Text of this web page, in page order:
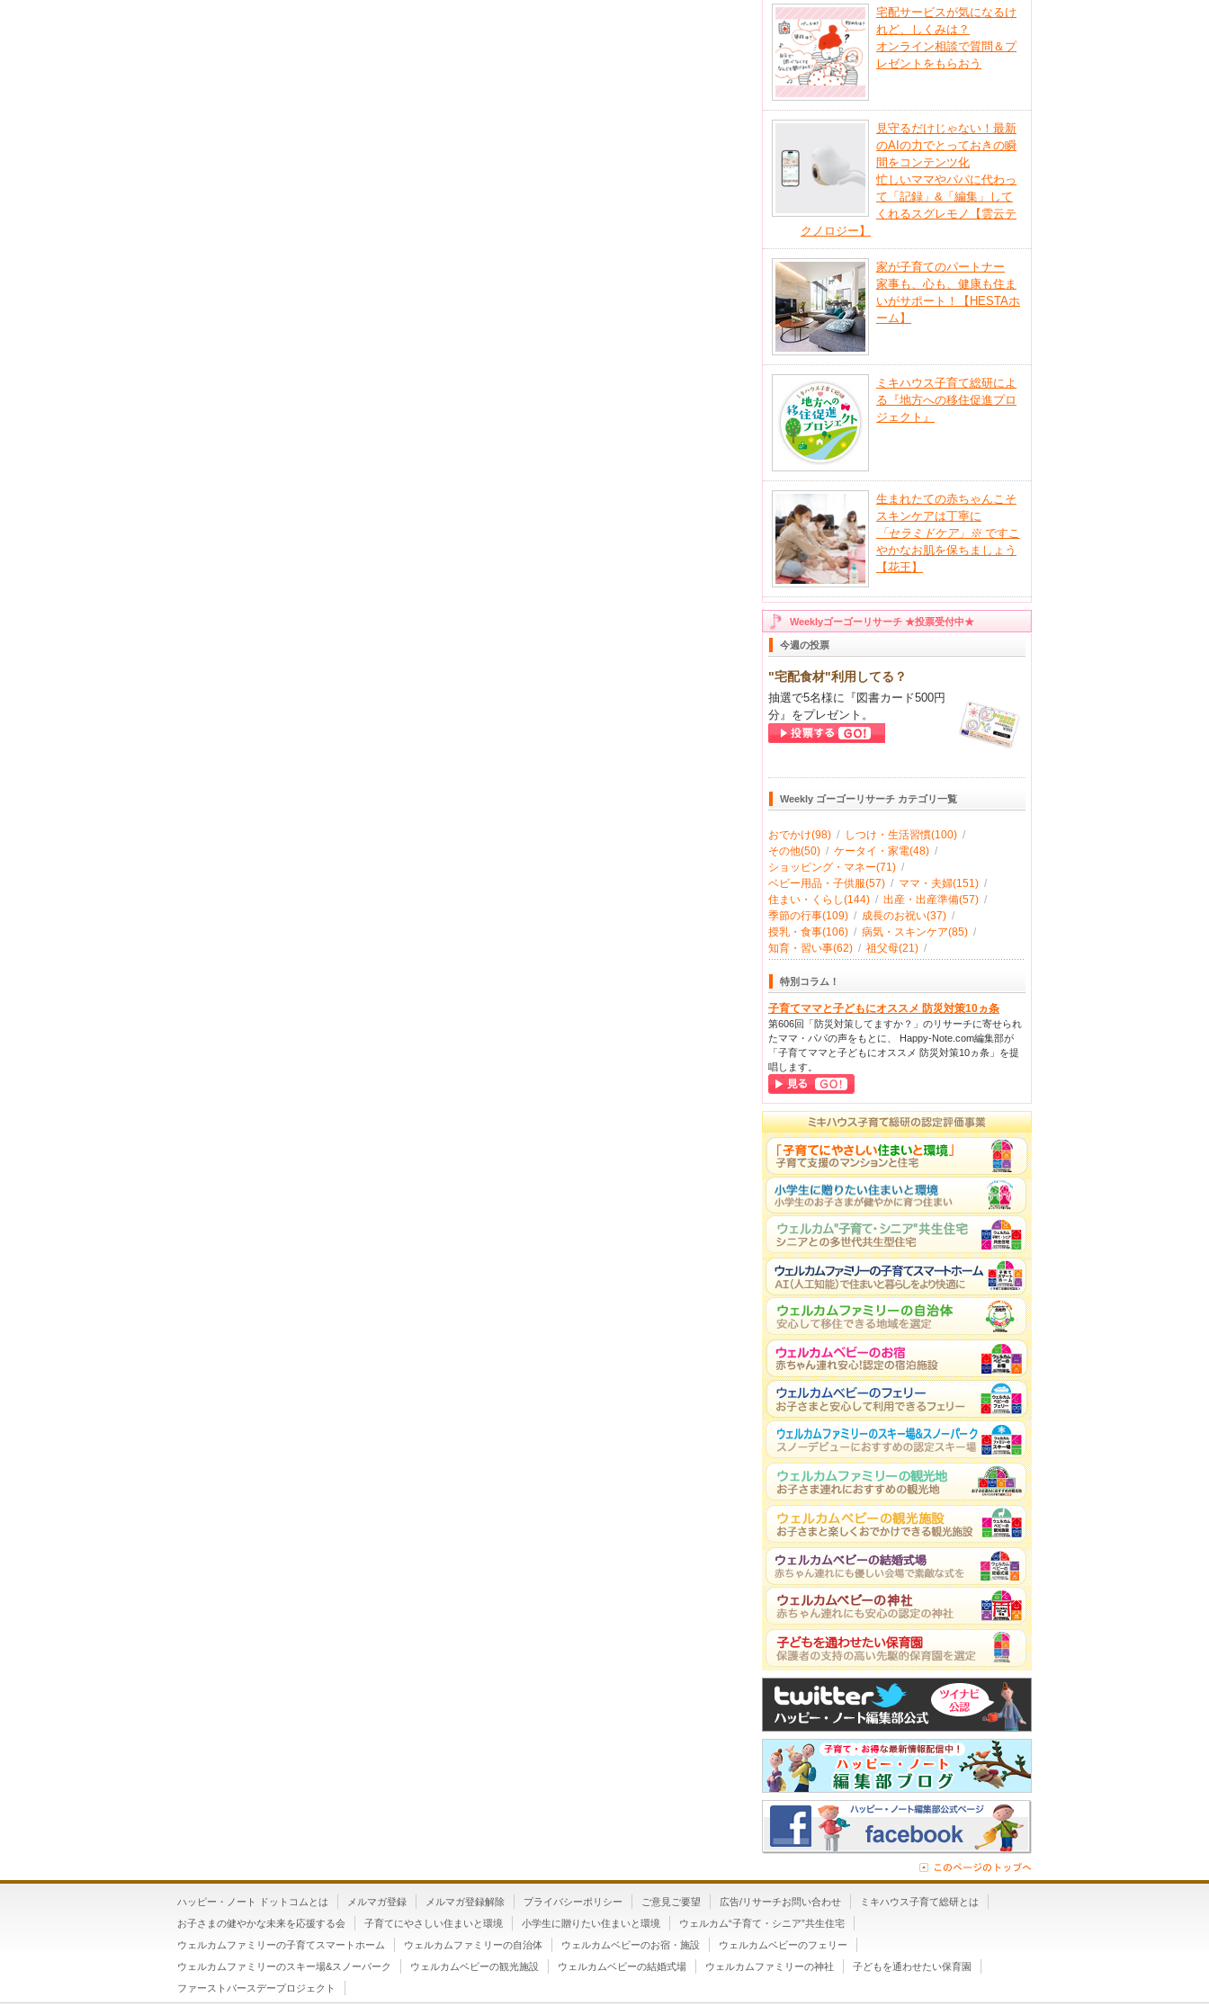
宅配サービスが気になるけ
れど、しくみは？
オンライン相談で質問＆プ
レゼントをもらおう
見守るだけじゃない！最新
のAIの力でとっておきの瞬
間をコンテンツ化
忙しいママやパパに代わっ
て「記録」&「編集」して
くれるスグレモノ【雲云テ
クノロジー】
家が子育てのパートナー
家事も、心も、健康も住ま
いがサポート！【HESTAホ
ーム】
ミキハウス子育て総研によ
る『地方への移住促進プロ
ジェクト』
生まれたての赤ちゃんこそ
スキンケアは丁寧に
「セラミドケア」 ※ ですこ
やかなお肌を保ちましょう
【花王】
Weeklyゴーゴーリサーチ ★投票受付中★
今週の投票
"宅配食材"利用してる？
抽選で5名様に『図書カード500円
分』をプレゼント。
Weekly ゴーゴーリサーチ カテゴリ一覧
おでかけ(98)/ しつけ・生活習慣(100)/
その他(50)/ ケータイ・家電(48)/
ショッピング・マネー(71)/
ベビー用品・子供服(57)/ ママ・夫婦(151)/
住まい・くらし(144)/ 出産・出産準備(57)/
季節の行事(109)/ 成長のお祝い(37)/
授乳・食事(106)/ 病気・スキンケア(85)/
知育・習い事(62)/ 祖父母(21)/
特別コラム！
子育てママと子どもにオススメ 防災対策10ヵ条
第606回「防災対策してますか？」のリサーチに寄せられ
たママ・パパの声をもとに、 Happy-Note.com編集部が
「子育てママと子どもにオススメ 防災対策10ヵ条」を提
唱します。
ハッピー・ノート ドットコムとは メルマガ登録 メルマガ登録解除 プライバシーポリシー ご意見ご要望 広告/リサーチお問い合わせ
ミキハウス子育て総研とは
お子さまの健やかな未来を応援する会
子育てにやさしい住まいと環境 小学生に贈りたい住まいと環境
ウェルカム“子育て・シニア”共生住宅
ウェルカムファミリーの子育てスマートホーム
ウェルカムファミリーの自治体 ウェルカムベビーのお宿・施設
ウェルカムベビーのフェリー
ウェルカムファミリーのスキー場&スノーパーク
ウェルカムベビーの観光施設 ウェルカムベビーの結婚式場 ウェルカムファミリーの神社
子どもを通わせたい保育園
ファーストバースデープロジェクト